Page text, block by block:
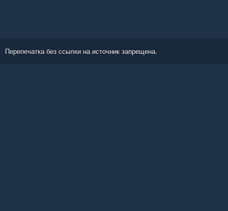
Перепечатка без ссылки на источник запрещена.